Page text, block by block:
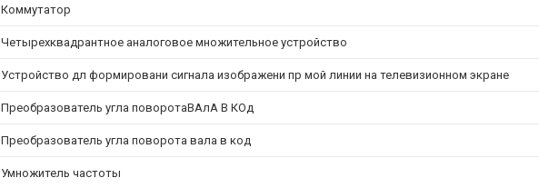
Коммутатор
Четырехквадрантное аналоговое множительное устройство
Устройство дл формировани сигнала изображени пр мой линии на телевизионном экране
Преобразователь угла поворотаВАлА B КОд
Преобразователь угла поворота вала в код
Умножитель частоты